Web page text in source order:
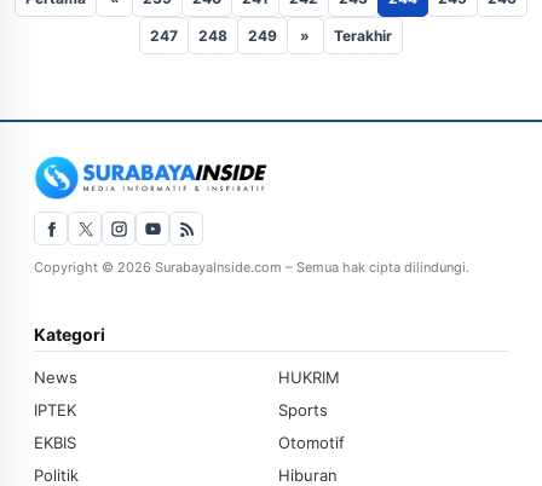
247 248 249 » Terakhir
Copyright © 2026 SurabayaInside.com – Semua hak cipta dilindungi.
Kategori
News
HUKRIM
IPTEK
Sports
EKBIS
Otomotif
Politik
Hiburan